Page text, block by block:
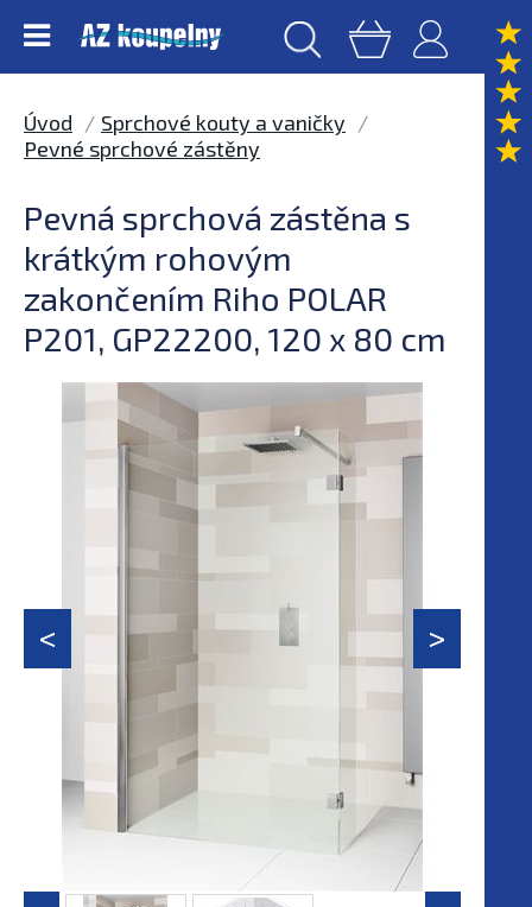
Úvod
Sprchové kouty a vaničky
Pevné sprchové zástěny
Pevná sprchová zástěna s
krátkým rohovým
zakončením Riho POLAR
P201, GP22200, 120 x 80 cm